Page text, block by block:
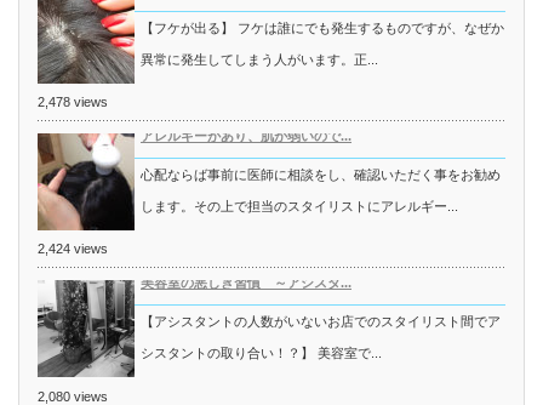
【フケが出る】 フケは誰にでも発生するものですが、なぜか
異常に発生してしまう人がいます。正...
2,478 views
アレルギーがあり、肌が弱いので...
心配ならば事前に医師に相談をし、確認いただく事をお勧め
します。その上で担当のスタイリストにアレルギー...
2,424 views
美容室の悪しき習慣 ～アシスタ...
【アシスタントの人数がいないお店でのスタイリスト間でア
シスタントの取り合い！？】 美容室で...
2,080 views